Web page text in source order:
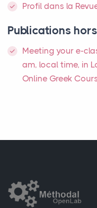
Profil dans la
Publications
Meeting your e-
am, local time, in
Online Greek